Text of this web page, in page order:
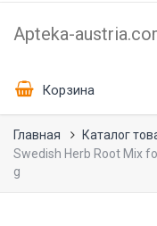
Apteka-
Корзина
Главная Каталог
Swedish Herb Root Mix
g